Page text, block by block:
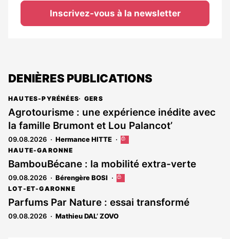
Inscrivez-vous à la newsletter
DENIÈRES PUBLICATIONS
HAUTES-PYRÉNÉES GERS
Agrotourisme : une expérience inédite avec
la famille Brumont et Lou Palancot’
09.08.2026 Hermance HITTE
Cet
est
réservé
aux
HAUTE-GARONNE
BambouBécane : la mobilité extra-verte
09.08.2026 Bérengère BOSI
Cet
réservé
aux
LOT-ET-GARONNE
Parfums Par Nature : essai transformé
09.08.2026 Mathieu DAL’ ZOVO